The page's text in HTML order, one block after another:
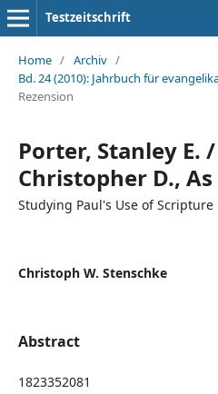
Testzeitschrift
Home / Archiv /
Bd. 24 (2010): Jahrbuch für
Rezension
Porter, Stanley E.
Christopher D.,
Studying Paul's Use of Scripture
Christoph W. Stenschke
Abstract
1823352081